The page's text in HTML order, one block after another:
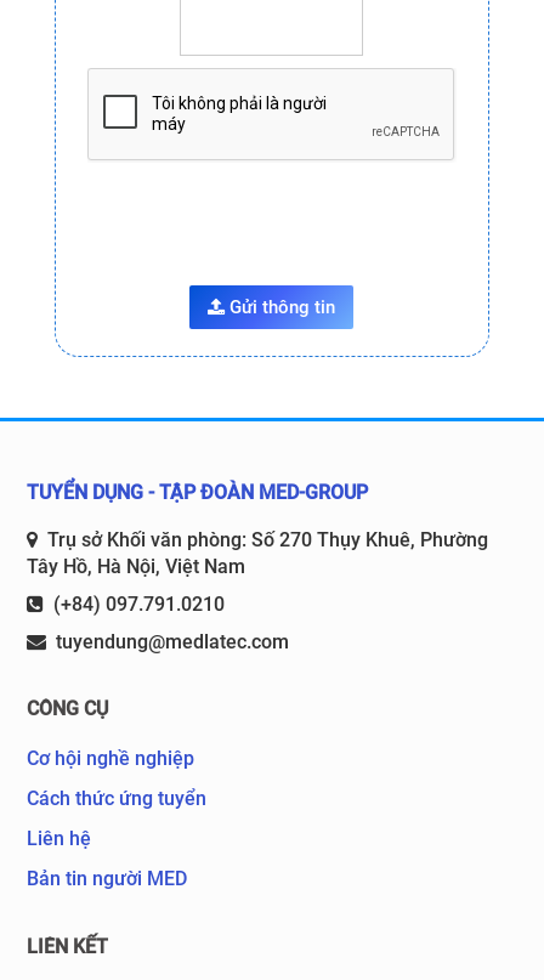
Gửi thông tin
TUYỂN DỤNG - TẬP ĐOÀN MED-GROUP
Trụ sở Khối văn phòng: Số 270 Thụy Khuê, Phường
Tây Hồ, Hà Nội, Việt Nam
(+84) 097.791.0210
tuyendung@medlatec.com
CÔNG CỤ
Cơ hội nghề nghiệp
Cách thức ứng tuyển
Liên hệ
Bản tin người MED
LIÊN KẾT